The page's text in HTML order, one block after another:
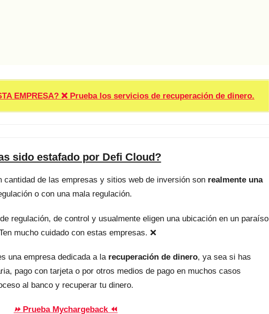
EMPRESA? ❌ Prueba los servicios de recuperación de dinero.
sido estafado por Defi Cloud?
cantidad de las empresas y sitios web de inversión son realmente una
o con una mala regulación.
regulación, de control y usualmente eligen una ubicación en un paraíso
mucho cuidado con estas empresas. ❌
una empresa dedicada a la recuperación de dinero, ya sea si has
pago con tarjeta o por otros medios de pago en muchos casos
al banco y recuperar tu dinero.
⏩ Prueba Mychargeback ⏪